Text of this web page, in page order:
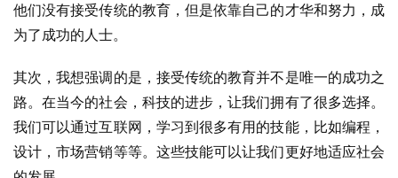
他们没有接受传统的教育，但是依靠自己的才华和努力，成
为了成功的人士。
其次，我想强调的是，接受传统的教育并不是唯一的成功之
路。在当今的社会，科技的进步，让我们拥有了很多选择。
我们可以通过互联网，学习到很多有用的技能，比如编程，
设计，市场营销等等。这些技能可以让我们更好地适应社会